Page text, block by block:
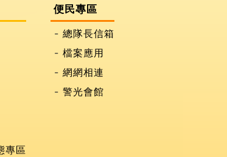
專區
便民專區
總隊長信箱
檔案應用
網網相連
警光會館